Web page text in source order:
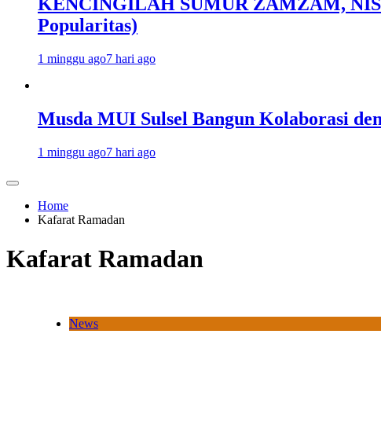
KENCINGILAH SUMUR ZAMZAM,
Popularitas)
1 minggu ago7 hari ago
Musda MUI Sulsel Bangun Kolaborasi
1 minggu ago7 hari ago
Home
Kafarat Ramadan
Kafarat Ramadan
News